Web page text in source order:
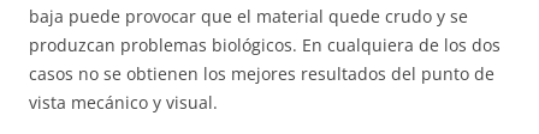
baja puede provocar que el material quede crudo y se
produzcan problemas biológicos. En cualquiera de los dos
casos no se obtienen los mejores resultados del punto de
vista mecánico y visual.